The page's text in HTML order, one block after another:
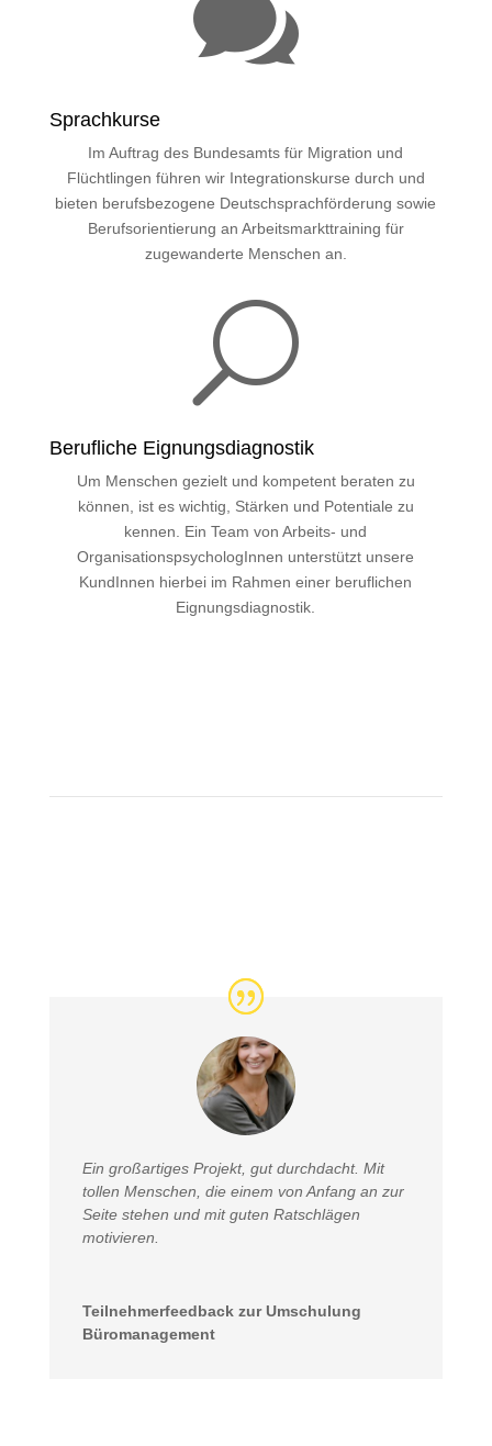

Sprachkurse
Im Auftrag des Bundesamts für Migration und
Flüchtlingen führen wir Integrationskurse durch und
bieten berufsbezogene Deutschsprachförderung sowie
Berufsorientierung an Arbeitsmarkttraining für
zugewanderte Menschen an.
U
Berufliche Eignungsdiagnostik
Um Menschen gezielt und kompetent beraten zu
können, ist es wichtig, Stärken und Potentiale zu
kennen. Ein Team von Arbeits- und
OrganisationspsychologInnen unterstützt unsere
KundInnen hierbei im Rahmen einer beruflichen
Eignungsdiagnostik.
Ein großartiges Projekt, gut durchdacht. Mit
tollen Menschen, die einem von Anfang an zur
Seite stehen und mit guten Ratschlägen
motivieren.
Teilnehmerfeedback zur Umschulung
Büromanagement